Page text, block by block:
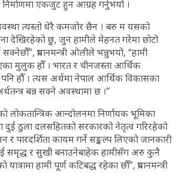
निर्माणमा एकजुट हुन आग्रह गर्नुभयो ।
त्यस्तो धेरै कमजोर छैन । बरु म यसको
देखिरहेको छु, जुन हामीले मेहनत गरेमा छोटो
प्रधानमन्त्री ओलीले भन्नुभयो, “हामी
मुलुक हौँ । भारत र चीनजस्ता आर्थिक
पनि हौँ । त्यस अर्थमा नेपाल आर्थिक विकासका
बन्न सक्ने अवस्थामा छ ।”
आन्दोलनमा निर्णायक भूमिका
दुई ठुला दलसहितको सरकारको नेतृत्व गरिरहेको
पारदर्शिता कायम गर्ने सङ्कल्प लिएको जानकारी
समृद्ध र सुखी बनाउनेबाहेक हामीसँग अरु कुनै
हामी पूर्ण कटिबद्ध रहेका छौँ”, प्रधानमन्त्री